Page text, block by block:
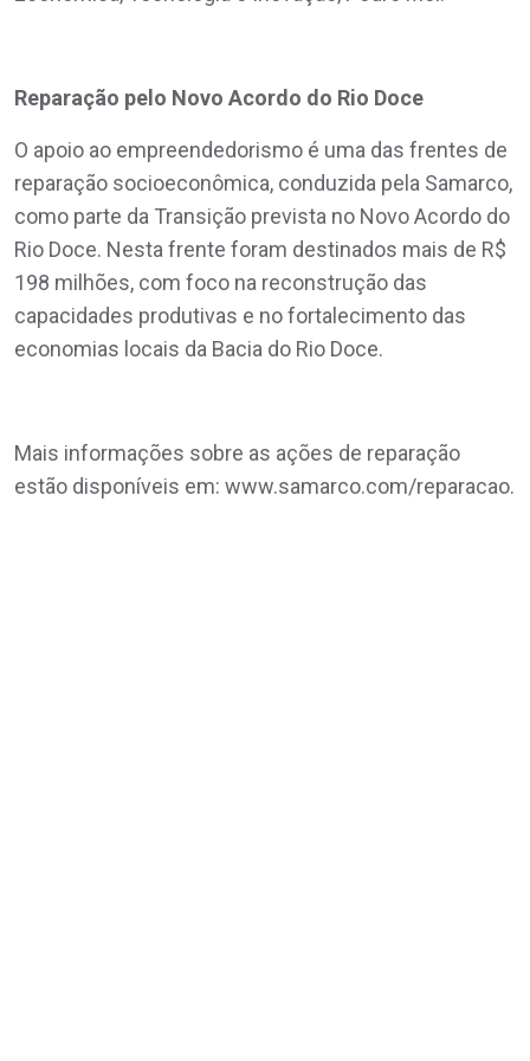
Reparação pelo Novo Acordo do Rio Doce
O apoio ao empreendedorismo é uma das frentes de
reparação socioeconômica, conduzida pela Samarco,
como parte da Transição prevista no Novo Acordo do
Rio Doce. Nesta frente foram destinados mais de R$
198 milhões, com foco na reconstrução das
capacidades produtivas e no fortalecimento das
economias locais da Bacia do Rio Doce.
Mais informações sobre as ações de reparação
estão disponíveis em: www.samarco.com/reparacao.